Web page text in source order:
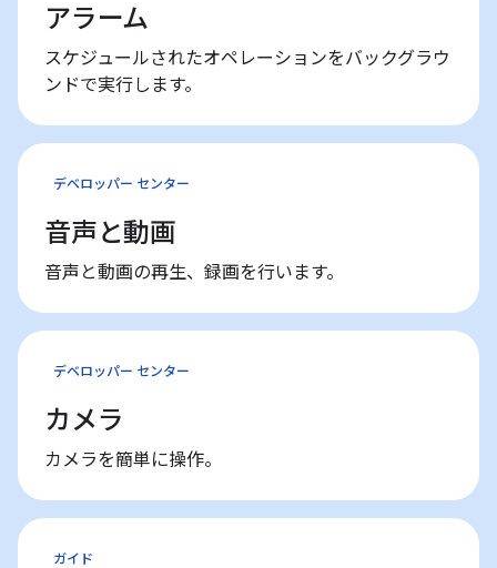
アラーム
スケジュールされたオペレーションをバックグラウ
ンドで実行します。
デベロッパー センター
音声と動画
音声と動画の再生、録画を行います。
デベロッパー センター
カメラ
カメラを簡単に操作。
ガイド